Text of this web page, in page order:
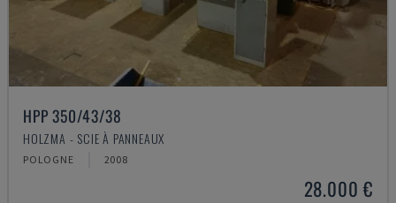
HPP 350/43/38
HOLZMA - SCIE À PANNEAUX
POLOGNE 2008
28.000 €